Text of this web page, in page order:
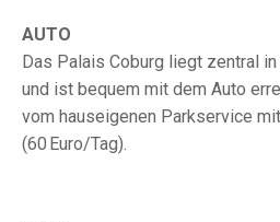
AUTO
Das Palais Coburg liegt zentral
und ist bequem mit dem Auto
vom hauseigenen Parkservice
(60 Euro/Tag).